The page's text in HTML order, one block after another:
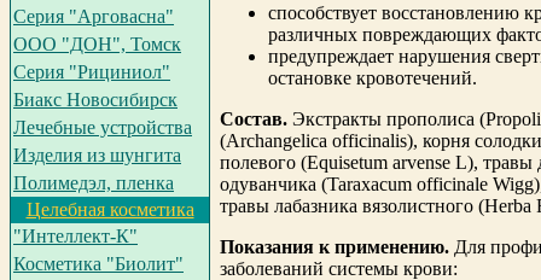
Серия "Арговасна"
ООО "ДОН", Томск
Серия "Рициниол"
Биакс Новосибирск
Лечебные устройства
Изделия из шунгита
Полимедэл, пленка
Целебная косметика
"Интеллект-К"
Косметика "Биолит"
способствует восстановлению
различных повреждающих
предупреждает нарушения
остановке кровотечений.
Состав. Экстракты прополиса
(Archangelica officinalis), корня
полевого (Equisetum arvense L),
одуванчика (Taraxacum officinale
травы лабазника вязолистного
Показания к применению. Для
заболеваний системы крови: